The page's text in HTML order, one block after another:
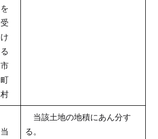
を
受
け
る
市
町
村
当
当該土地の地積にあん分す
る。